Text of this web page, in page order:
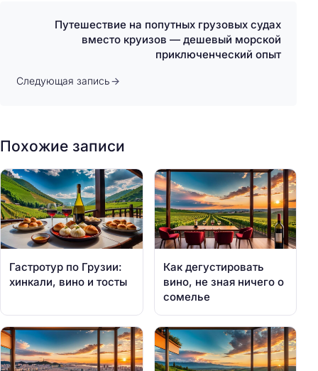
Путешествие на попутных грузовых судах
вместо круизов — дешевый морской
приключенческий опыт
Следующая запись
Похожие записи
Гастротур по Грузии:
хинкали, вино и тосты
Как дегустировать
вино, не зная ничего о
сомелье